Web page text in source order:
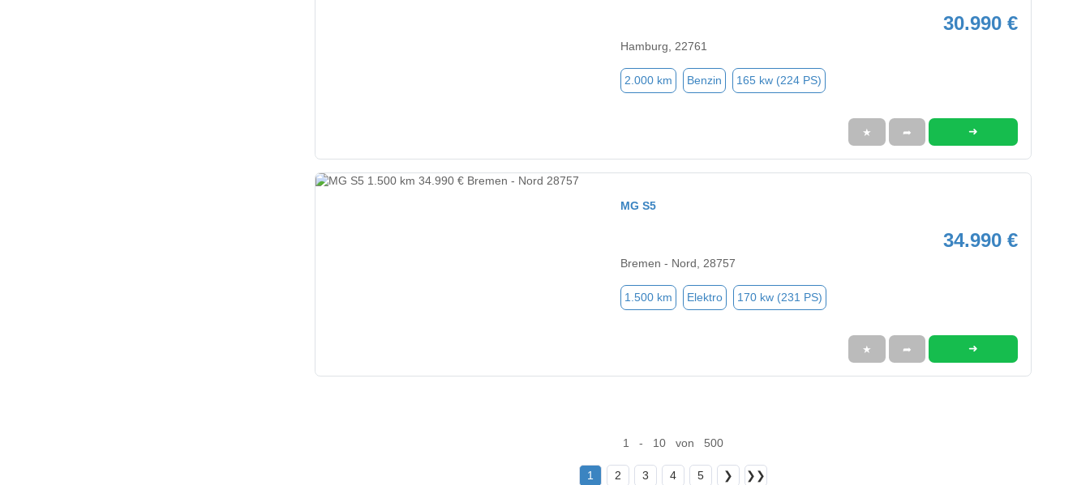
30.990 €
Hamburg, 22761
2.000 km Benzin 165 kw (224 PS)
★ ➦ ➜
MG S5
34.990 €
Bremen - Nord, 28757
1.500 km Elektro 170 kw (231 PS)
★ ➦ ➜
1 - 10 von 500
1 2 3 4 5 ❯ ❯❯